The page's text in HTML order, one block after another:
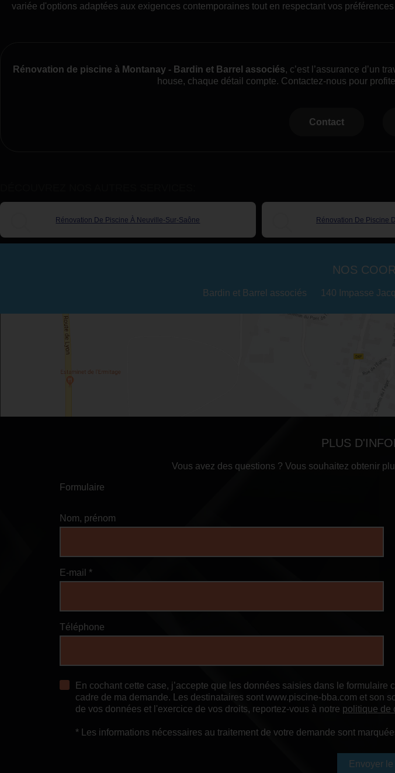
variée d'options adaptées aux exigences contemporaines tout en respectant vos
Rénovation de piscine à Montanay - Bardin et Barrel associés, c’est l’assurance d’un
house, chaque détail compte. Contactez-nous pour
Contact
Rénovation De Piscine À Neuville-Sur-Saône Rénovation De Piscine
NOS
Bardin et Barrel associés 140 Impasse
PLUS
Vous avez des questions ? Vous souhaitez obtenir
Formulaire
Nom, prénom
E-mail *
Téléphone
En cochant cette case, j’accepte que les données saisies dans le
cadre de ma demande. Les destinataires sont www.piscine-bba.com et son
de vos données et l'exercice de vos droits, reportez-vous à notre politique de
* Les informations nécessaires au traitement de votre demande sont
Envoyer